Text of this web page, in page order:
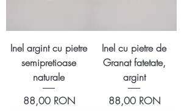
Inel argint cu pietre
semipretioase
naturale
Preț
88,00 RON
Inel cu pietre de
Granat fatetate,
argint
Preț
88,00 RON